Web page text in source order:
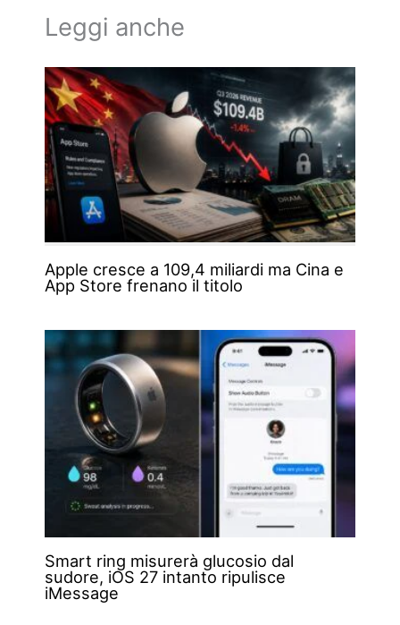
Leggi anche
Apple cresce a 109,4 miliardi ma Cina e
App Store frenano il titolo
Smart ring misurerà glucosio dal
sudore, iOS 27 intanto ripulisce
iMessage